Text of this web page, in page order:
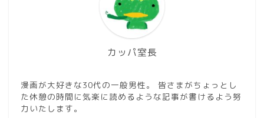
カッパ室長
漫画が大好きな30代の一般男性。 皆さまがちょっとし
た休憩の時間に気楽に読めるような記事が書けるよう努
力いたします。